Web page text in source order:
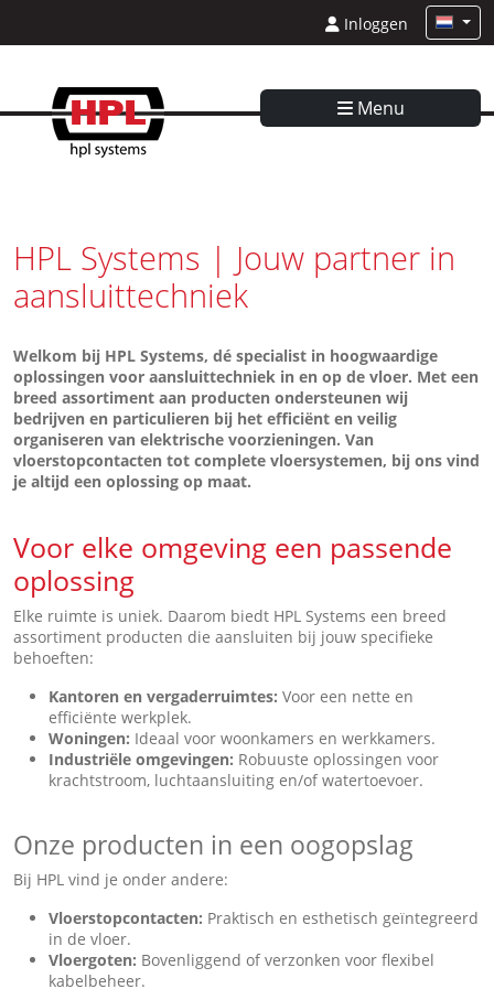
Inloggen
Menu
HPL Systems | Jouw partner in
aansluittechniek
Welkom bij HPL Systems, dé specialist in hoogwaardige
oplossingen voor aansluittechniek in en op de vloer. Met een
breed assortiment aan producten ondersteunen wij
bedrijven en particulieren bij het efficiënt en veilig
organiseren van elektrische voorzieningen. Van
vloerstopcontacten tot complete vloersystemen, bij ons vind
je altijd een oplossing op maat.
Voor elke omgeving een passende
oplossing
Elke ruimte is uniek. Daarom biedt HPL Systems een breed
assortiment producten die aansluiten bij jouw specifieke
behoeften:
Kantoren en vergaderruimtes: Voor een nette en
efficiënte werkplek.
Woningen: Ideaal voor woonkamers en werkkamers.
Industriële omgevingen: Robuuste oplossingen voor
krachtstroom, luchtaansluiting en/of watertoevoer.
Onze producten in een oogopslag
Bij HPL vind je onder andere:
Vloerstopcontacten: Praktisch en esthetisch geïntegreerd
in de vloer.
Vloergoten: Bovenliggend of verzonken voor flexibel
kabelbeheer.